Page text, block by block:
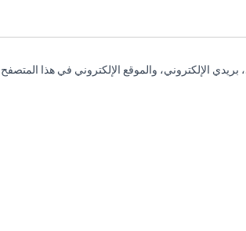
الإلكتروني، والموقع الإلكتروني في هذا